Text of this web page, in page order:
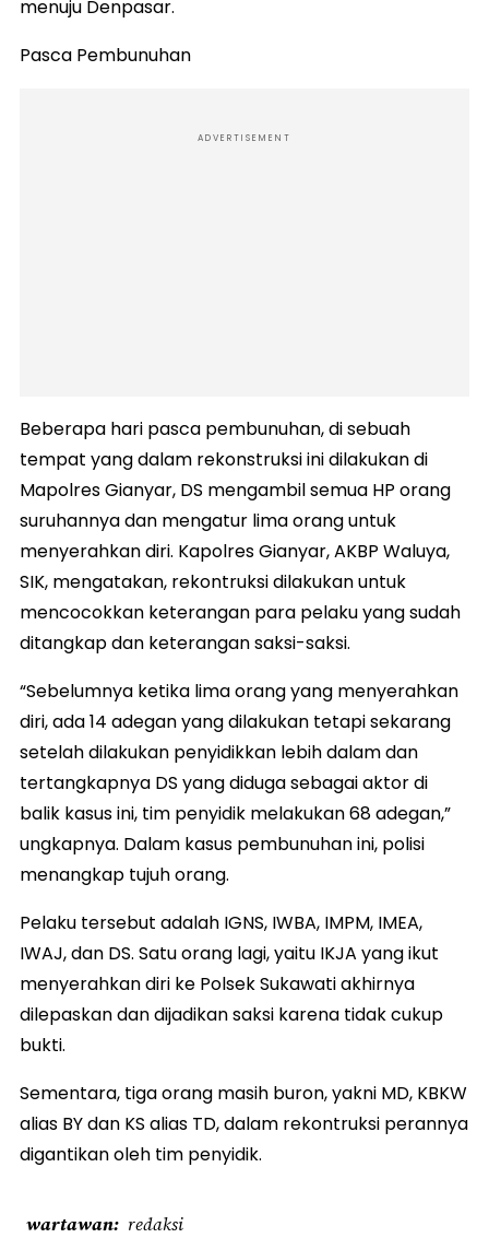
menuju Denpasar.
Pasca Pembunuhan
ADVERTISEMENT
Beberapa hari pasca pembunuhan, di sebuah
tempat yang dalam rekonstruksi ini dilakukan di
Mapolres Gianyar, DS mengambil semua HP orang
suruhannya dan mengatur lima orang untuk
menyerahkan diri. Kapolres Gianyar, AKBP Waluya,
SIK, mengatakan, rekontruksi dilakukan untuk
mencocokkan keterangan para pelaku yang sudah
ditangkap dan keterangan saksi-saksi.
“Sebelumnya ketika lima orang yang menyerahkan
diri, ada 14 adegan yang dilakukan tetapi sekarang
setelah dilakukan penyidikkan lebih dalam dan
tertangkapnya DS yang diduga sebagai aktor di
balik kasus ini, tim penyidik melakukan 68 adegan,”
ungkapnya. Dalam kasus pembunuhan ini, polisi
menangkap tujuh orang.
Pelaku tersebut adalah IGNS, IWBA, IMPM, IMEA,
IWAJ, dan DS. Satu orang lagi, yaitu IKJA yang ikut
menyerahkan diri ke Polsek Sukawati akhirnya
dilepaskan dan dijadikan saksi karena tidak cukup
bukti.
Sementara, tiga orang masih buron, yakni MD, KBKW
alias BY dan KS alias TD, dalam rekontruksi perannya
digantikan oleh tim penyidik.
wartawan redaksi